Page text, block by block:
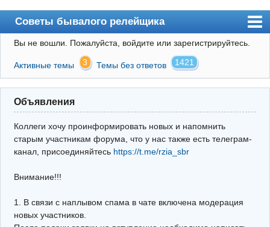
Советы бывалого релейщика
Форум
Правила
Поиск
Регистрация
Архив
Почта
Поиск релейщика
Видео РЗиА
Вы не вошли. Пожалуйста, войдите или зарегистрируйтесь.
Активные темы 3 Темы без ответов 1421
Объявления
Коллеги хочу проинформировать новых и напомнить
старым участникам форума, что у нас также есть телеграм-
канал, присоединяйтесь https://t.me/rzia_sbr
Внимание!!!
1. В связи с наплывом спама в чате включена модерация
новых участников.